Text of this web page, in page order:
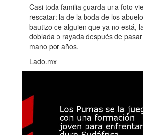
Casi toda familia guarda una foto
rescatar: la de la boda de los
bautizo de alguien que ya no está,
doblada o rayada después de
mano por años.
Lado.mx